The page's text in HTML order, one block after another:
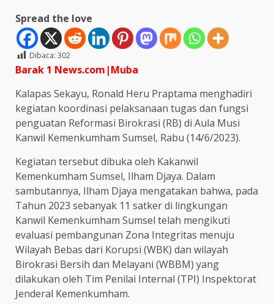
Spread the love
Dibaca: 302
Barak 1 News.com|Muba
Kalapas Sekayu, Ronald Heru Praptama menghadiri
kegiatan koordinasi pelaksanaan tugas dan fungsi
penguatan Reformasi Birokrasi (RB) di Aula Musi
Kanwil Kemenkumham Sumsel, Rabu (14/6/2023).
Kegiatan tersebut dibuka oleh Kakanwil
Kemenkumham Sumsel, Ilham Djaya. Dalam
sambutannya, Ilham Djaya mengatakan bahwa, pada
Tahun 2023 sebanyak 11 satker di lingkungan
Kanwil Kemenkumham Sumsel telah mengikuti
evaluasi pembangunan Zona Integritas menuju
Wilayah Bebas dari Korupsi (WBK) dan wilayah
Birokrasi Bersih dan Melayani (WBBM) yang
dilakukan oleh Tim Penilai Internal (TPI) Inspektorat
Jenderal Kemenkumham.